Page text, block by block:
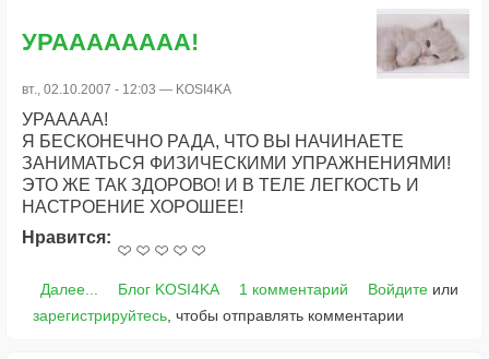
УРАААААААА!
вт., 02.10.2007 - 12:03 — KOSI4KA
УРААААА!
Я БЕСКОНЕЧНО РАДА, ЧТО ВЫ НАЧИНАЕТЕ
ЗАНИМАТЬСЯ ФИЗИЧЕСКИМИ УПРАЖНЕНИЯМИ!
ЭТО ЖЕ ТАК ЗДОРОВО! И В ТЕЛЕ ЛЕГКОСТЬ И
НАСТРОЕНИЕ ХОРОШЕЕ!
Нравится:
Далее... Блог KOSI4KA 1 комментарий Войдитеили
зарегистрируйтесь, чтобы отправлять комментарии